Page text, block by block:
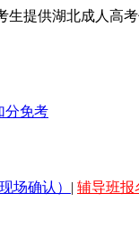
生提供湖北成人高
分免考
场确认） | 辅导班报